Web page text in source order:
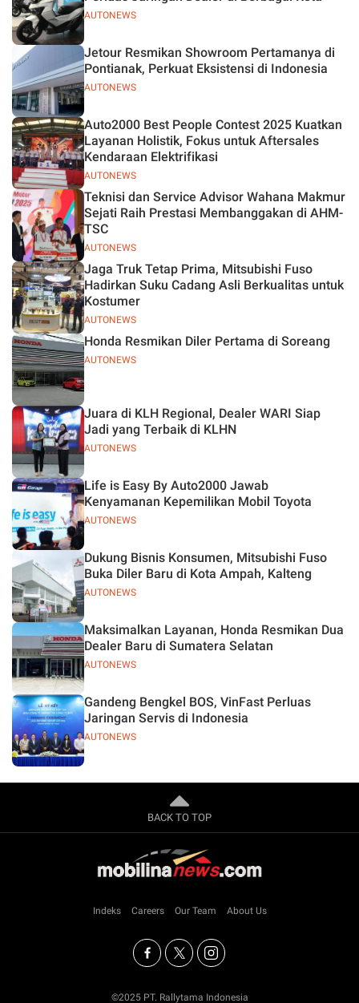
AUTONEWS
AUTONEWS
Jetour Resmikan Showroom Pertamanya di
Pontianak, Perkuat Eksistensi di Indonesia
AUTONEWS
Auto2000 Best People Contest 2025 Kuatkan
Layanan Holistik, Fokus untuk Aftersales
Kendaraan Elektrifikasi
AUTONEWS
Teknisi dan Service Advisor Wahana Makmur
Sejati Raih Prestasi Membanggakan di AHM-
TSC
AUTONEWS
Jaga Truk Tetap Prima, Mitsubishi Fuso
Hadirkan Suku Cadang Asli Berkualitas untuk
Kostumer
AUTONEWS
Honda Resmikan Diler Pertama di Soreang
AUTONEWS
Juara di KLH Regional, Dealer WARI Siap
Jadi yang Terbaik di KLHN
AUTONEWS
Life is Easy By Auto2000 Jawab
Kenyamanan Kepemilikan Mobil Toyota
AUTONEWS
Dukung Bisnis Konsumen, Mitsubishi Fuso
Buka Diler Baru di Kota Ampah, Kalteng
AUTONEWS
Maksimalkan Layanan, Honda Resmikan Dua
Dealer Baru di Sumatera Selatan
AUTONEWS
Gandeng Bengkel BOS, VinFast Perluas
Jaringan Servis di Indonesia
BACK TO TOP
Indeks Careers Our Team About Us
©2025 PT. Rallytama Indonesia